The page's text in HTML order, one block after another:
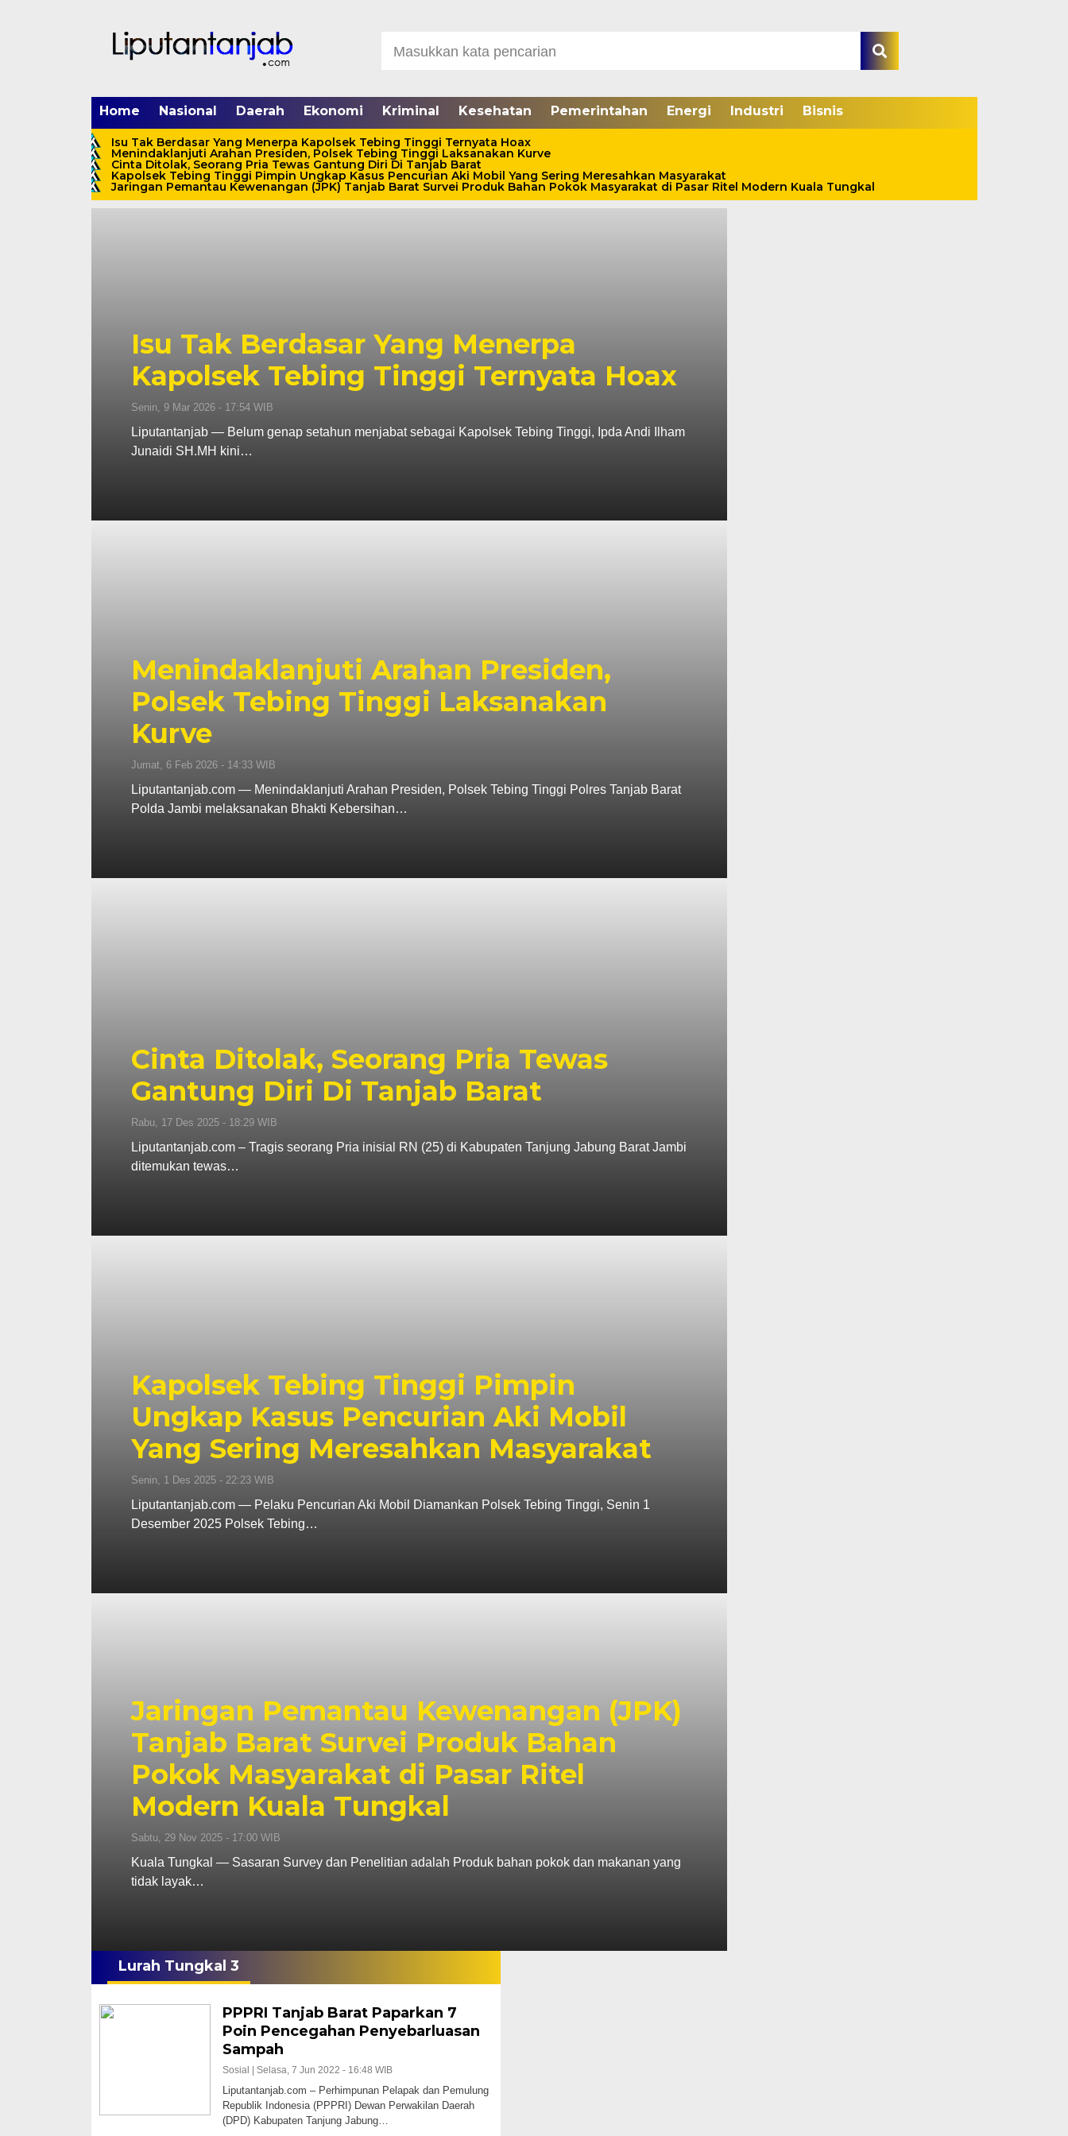
Home Nasional Daerah Ekonomi Kriminal Kesehatan Pemerintahan Energi Industri Bisnis
Isu Tak Berdasar Yang Menerpa Kapolsek Tebing Tinggi Ternyata Hoax
Menindaklanjuti Arahan Presiden, Polsek Tebing Tinggi Laksanakan Kurve
Cinta Ditolak, Seorang Pria Tewas Gantung Diri Di Tanjab Barat
Kapolsek Tebing Tinggi Pimpin Ungkap Kasus Pencurian Aki Mobil Yang Sering Meresahkan Masyarakat
Jaringan Pemantau Kewenangan (JPK) Tanjab Barat Survei Produk Bahan Pokok Masyarakat di Pasar Ritel Modern Kuala Tungkal
Isu Tak Berdasar Yang Menerpa
Kapolsek Tebing Tinggi Ternyata Hoax
Senin, 9 Mar 2026 - 17:54 WIB
Liputantanjab — Belum genap setahun menjabat sebagai Kapolsek Tebing Tinggi, Ipda Andi Ilham
Junaidi SH.MH kini…
Menindaklanjuti Arahan Presiden,
Polsek Tebing Tinggi Laksanakan
Kurve
Jumat, 6 Feb 2026 - 14:33 WIB
Liputantanjab.com — Menindaklanjuti Arahan Presiden, Polsek Tebing Tinggi Polres Tanjab Barat
Polda Jambi melaksanakan Bhakti Kebersihan…
Cinta Ditolak, Seorang Pria Tewas
Gantung Diri Di Tanjab Barat
Rabu, 17 Des 2025 - 18:29 WIB
Liputantanjab.com – Tragis seorang Pria inisial RN (25) di Kabupaten Tanjung Jabung Barat Jambi
ditemukan tewas…
Kapolsek Tebing Tinggi Pimpin
Ungkap Kasus Pencurian Aki Mobil
Yang Sering Meresahkan Masyarakat
Senin, 1 Des 2025 - 22:23 WIB
Liputantanjab.com — Pelaku Pencurian Aki Mobil Diamankan Polsek Tebing Tinggi, Senin 1
Desember 2025 Polsek Tebing…
Jaringan Pemantau Kewenangan (JPK)
Tanjab Barat Survei Produk Bahan
Pokok Masyarakat di Pasar Ritel
Modern Kuala Tungkal
Sabtu, 29 Nov 2025 - 17:00 WIB
Kuala Tungkal — Sasaran Survey dan Penelitian adalah Produk bahan pokok dan makanan yang
tidak layak…
Lurah Tungkal 3
PPPRI Tanjab Barat Paparkan 7
Poin Pencegahan Penyebarluasan
Sampah
Sosial | Selasa, 7 Jun 2022 - 16:48 WIB
Liputantanjab.com – Perhimpunan Pelapak dan Pemulung
Republik Indonesia (PPPRI) Dewan Perwakilan Daerah
(DPD) Kabupaten Tanjung Jabung…